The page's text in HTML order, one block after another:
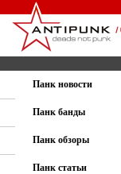
Панк новости
Панк банды
Панк обзоры
Панк статьи